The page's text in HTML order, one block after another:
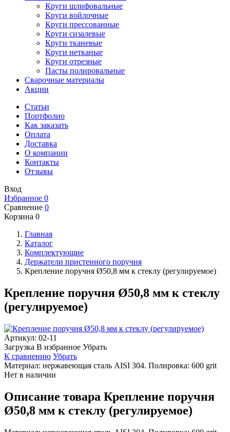
Круги шлифовальные
Круги войлочные
Круги прессованные
Круги сизалевые
Круги тканевые
Круги нетканые
Круги отрезные
Пасты полировальные
Сварочные материалы
Акции
Статьи
Портфолио
Как заказать
Оплата
Доставка
О компании
Контакты
Отзывы
Вход
Избранное 0
Сравнение 0
Корзина 0
Главная
Каталог
Комплектующие
Держатели пристенного поручня
Крепление поручня Ø50,8 мм к стеклу (регулируемое)
Крепление поручня Ø50,8 мм к стеклу
(регулируемое)
Артикул: 02-11
Загрузка В избранное Убрать
К сравнению Убрать
Материал: нержавеющая сталь AISI 304. Полировка: 600 grit
Нет в наличии
Описание товара Крепление поручня
Ø50,8 мм к стеклу (регулируемое)